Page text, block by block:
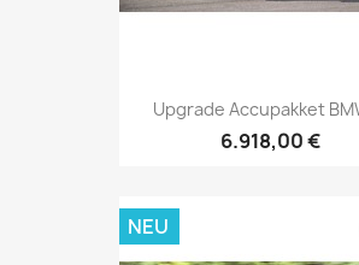
Upgrade Accupakket
6.918,00 €
NEU